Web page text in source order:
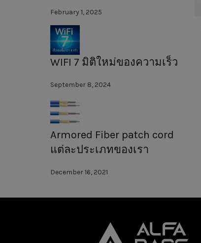
February 1, 2025
WIFI 7 มิติใหม่ของความเร็ว
September 8, 2024
Armored Fiber patch cord
แต่ละประเภทของเรา
December 16, 2021